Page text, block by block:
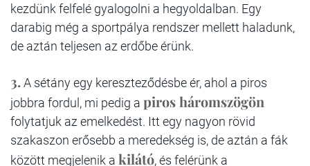
kezdünk felfelé gyalogolni a hegyoldalban. Egy
darabig még a sportpálya rendszer mellett haladunk,
de aztán teljesen az erdőbe érünk.
3.A sétány egy kereszteződésbe ér, ahol a piros
jobbra fordul, mi pedig a piros háromszögön
folytatjuk az emelkedést. Itt egy nagyon rövid
szakaszon erősebb a meredekség is, de aztán a fák
között megjelenik a kilátó, és felérünk a